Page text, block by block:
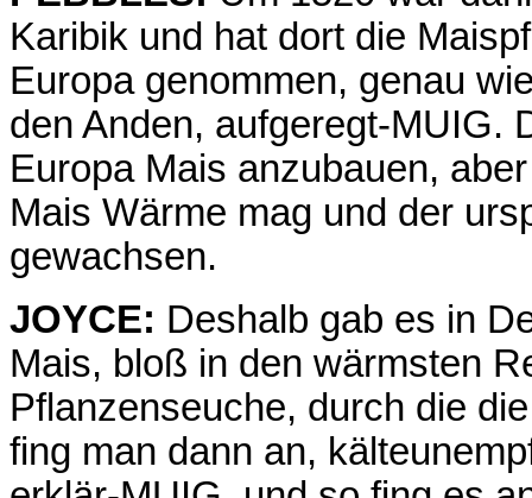
Karibik und hat dort die
Europa genommen, genau
den Anden, aufgeregt-MUIG.
Europa Mais anzubauen,
Mais Wärme mag und der
gewachsen.
JOYCE: Deshalb gab es in
Mais, bloß in den wärmsten
Pflanzenseuche, durch die
fing man dann an,